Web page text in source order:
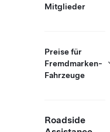
Mitglieder
Preise für
Fremdmarken-
Fahrzeuge
Roadside